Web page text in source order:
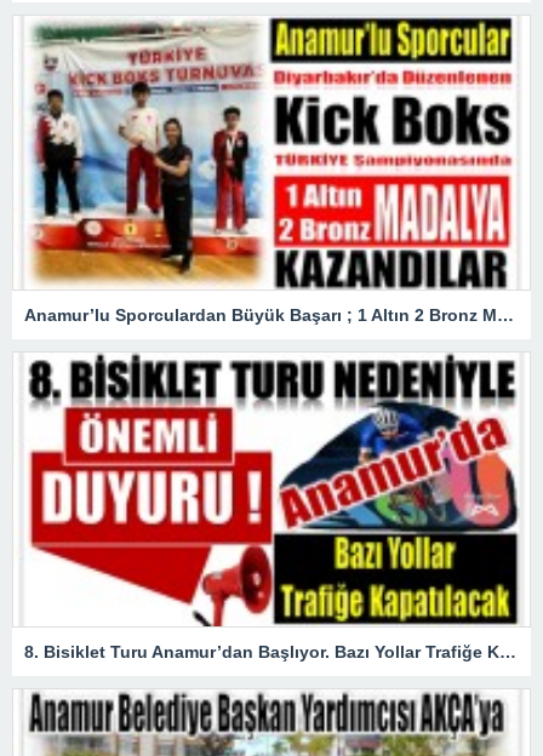
Anamur’lu Sporculardan Büyük Başarı ; 1 Altın 2 Bronz Madalya Kazandılar
8. Bisiklet Turu Anamur’dan Başlıyor. Bazı Yollar Trafiğe Kapatılacak